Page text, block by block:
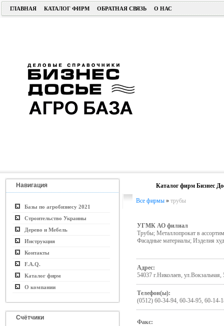
ГЛАВНАЯ КАТАЛОГ ФИРМ ОБРАТНАЯ СВЯЗЬ О НАС
Навигация
Базы по агробизнесу 2021
Строительство Украины
Дерево и Мебель
Инструкция
Контакты
F.A.Q.
Каталог фирм
О компании
Счётчики
Каталог фирм Бизнес
Все фирмы » трубы
УГМК АО филиал
Трубы; Металлопрокат в
Фасадные материалы; Изделия
Адрес:
54037 г.Николаев, ул.Вокзальная,
Телефон(ы):
(0512) 60-34-94, 60-34-95, 60-14-
Факс: